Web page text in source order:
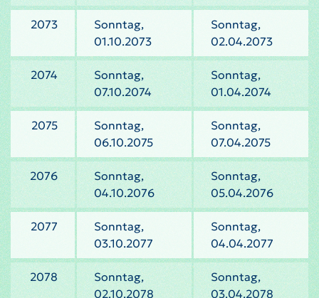
2073
Sonntag,
01.10.2073
Sonntag,
02.04.2073
2074
Sonntag,
07.10.2074
Sonntag,
01.04.2074
2075
Sonntag,
06.10.2075
Sonntag,
07.04.2075
2076
Sonntag,
04.10.2076
Sonntag,
05.04.2076
2077
Sonntag,
03.10.2077
Sonntag,
04.04.2077
2078
Sonntag,
02.10.2078
Sonntag,
03.04.2078